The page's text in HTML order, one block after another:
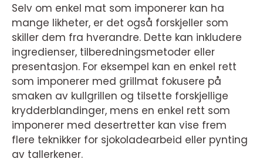
Selv om enkel mat som imponerer kan ha
mange likheter, er det også forskjeller som
skiller dem fra hverandre. Dette kan inkludere
ingredienser, tilberedningsmetoder eller
presentasjon. For eksempel kan en enkel rett
som imponerer med grillmat fokusere på
smaken av kullgrillen og tilsette forskjellige
krydderblandinger, mens en enkel rett som
imponerer med desertretter kan vise frem
flere teknikker for sjokoladearbeid eller pynting
av tallerkener.